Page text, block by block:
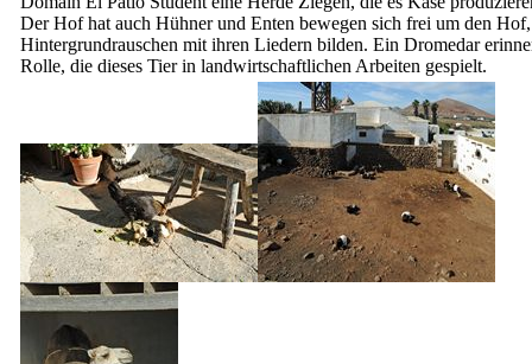
Der Hof hat auch Hühner und Enten bewegen sich frei um den
Hintergrundrauschen mit ihren Liedern bilden. Ein Dromedar
Rolle, die dieses Tier in landwirtschaftlichen Arbeiten gespielt.